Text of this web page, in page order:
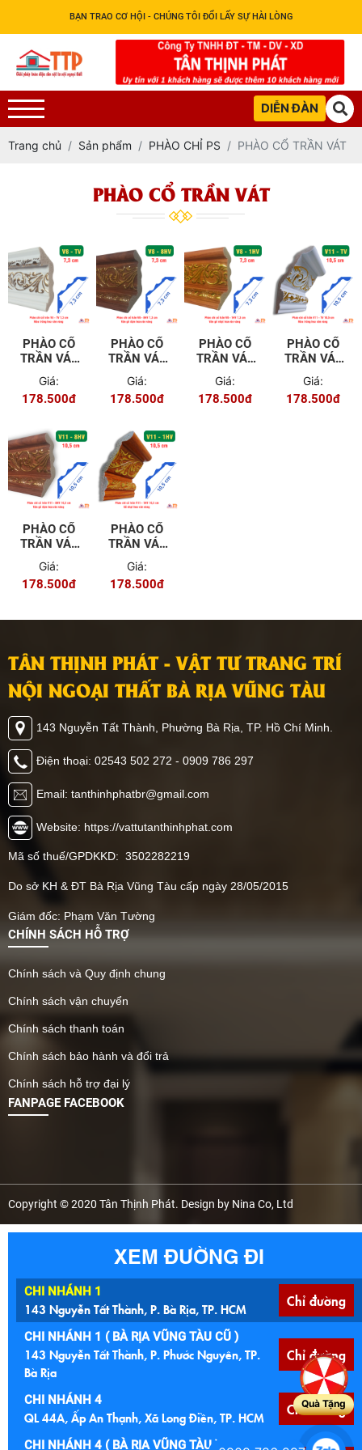
BẠN TRAO CƠ HỘI - CHÚNG TÔI ĐỔI LẤY SỰ HÀI LÒNG
DIỄN ĐÀN
Trang chủ Sản phẩm PHÀO CHỈ PS PHÀO CỔ TRẦN VÁT
PHÀO CỔ TRẦN VÁT
PHÀO CỔ
TRẦN VÁT
V8 - 7,3CM
TV
Giá:
178.500đ
PHÀO CỔ
TRẦN VÁT
V8 - 7,3CM
8HV
Giá:
178.500đ
PHÀO CỔ
TRẦN VÁT
V8 - 7,3CM
1HV
Giá:
178.500đ
PHÀO CỔ
TRẦN VÁT
V11 -
Giá:
178.500đ
PHÀO CỔ
TRẦN VÁT
V11 -
10,5CM
8HV
Giá:
178.500đ
PHÀO CỔ
TRẦN VÁT
V11 -
10,5CM
1HV
Giá:
178.500đ
TÂN THỊNH PHÁT - VẬT TƯ TRANG TRÍ
NỘI NGOẠI THẤT BÀ RỊA VŨNG TÀU
143 Nguyễn Tất Thành, Phường Bà Rịa, TP. Hồ Chí Minh.
Điện thoại: 02543 502 272 - 0909 786 297
Email: tanthinhphatbr@gmail.com
Website: https://vattutanthinhphat.com
Mã số thuế/GPDKKD: 3502282219
Do sở KH & ĐT Bà Rịa Vũng Tàu cấp ngày 28/05/2015
Giám đốc: Phạm Văn Tường
CHÍNH SÁCH HỖ TRỢ
Chính sách và Quy định chung
Chính sách vận chuyển
Chính sách thanh toán
Chính sách bảo hành và đổi trả
Chính sách hỗ trợ đại lý
FANPAGE FACEBOOK
Copyright © 2020 Tân Thịnh Phát. Design by Nina Co, Ltd
XEM ĐƯỜNG ĐI
CHI NHÁNH 1
143 Nguyễn Tất Thành, P. Bà Rịa, TP. HCM Chỉ đường
CHI NHÁNH 1 ( BÀ RỊA VŨNG TÀU CŨ )
143 Nguyễn Tất Thành, P. Phước Nguyên, TP.
Bà Rịa
Chỉ đường
CHI NHÁNH 4
QL 44A, Ấp An Thạnh, Xã Long Điền, TP. HCM Chỉ đường
CHI NHÁNH 4 ( BÀ RỊA VŨNG TÀU )
Quà Tặng